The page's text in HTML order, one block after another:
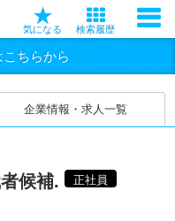
気になる 検索履歴
ちらから
企業情報・求人一覧
候補.
正社員